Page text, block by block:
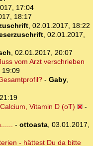
17:04
18:17
, 02.01.2017, 18:22
, 02.01.2017,
, 02.01.2017, 20:07
vom Arzt verschrieben
19:09
- Gaby,
Vitamin D (oT)
-
- ottoasta, 03.01.2017,
- hättest Du da bitte